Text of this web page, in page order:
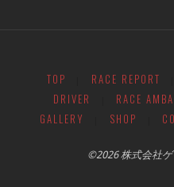
TOP RACE REPORT
DRIVER RACE
GALLERY SHOP
©2026 株式会社ゲ